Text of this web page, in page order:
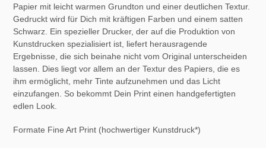
Papier mit leicht warmen Grundton und einer deutlichen Textur.
Gedruckt wird für Dich mit kräftigen Farben und einem satten
Schwarz. Ein spezieller Drucker, der auf die Produktion von
Kunstdrucken spezialisiert ist, liefert herausragende
Ergebnisse, die sich beinahe nicht vom Original unterscheiden
lassen. Dies liegt vor allem an der Textur des Papiers, die es
ihm ermöglicht, mehr Tinte aufzunehmen und das Licht
einzufangen. So bekommt Dein Print einen handgefertigten
edlen Look.
Formate Fine Art Print (hochwertiger Kunstdruck*)